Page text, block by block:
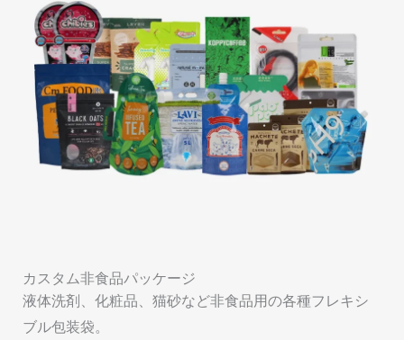
カスタム非食品パッケージ
液体洗剤、化粧品、猫砂など非食品用の各種フレキシ
ブル包装袋。